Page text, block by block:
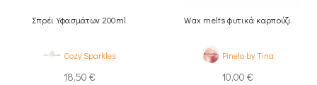
Σπρέι Υφασμάτων 200ml
Cozy Sparkles
18,50 €
Wax melts φυτικά καρπούζι
Pinelo by Tina
10,00 €